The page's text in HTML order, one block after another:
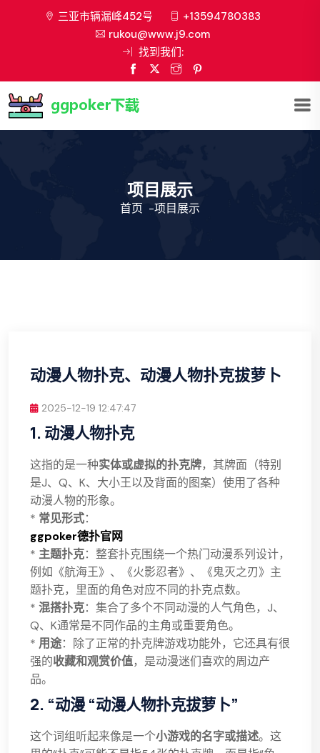
三亚市辆漏峰452号
+13594780383
rukou@www.j9.com
找到我们:
项目展示
首页 -项目展示
动漫人物扑克、动漫人物扑克拔萝卜
2025-12-19 12:47:47
1. 动漫人物扑克
这指的是一种实体或虚拟的扑克牌，其牌面（特别
是J、Q、K、大小王以及背面的图案）使用了各种
动漫人物的形象。
* 常见形式：
ggpoker德扑官网
* 主题扑克：整套扑克围绕一个热门动漫系列设计，
例如《航海王》、《火影忍者》、《鬼灭之刃》主
题扑克，里面的角色对应不同的扑克点数。
* 混搭扑克：集合了多个不同动漫的人气角色，J、
Q、K通常是不同作品的主角或重要角色。
* 用途：除了正常的扑克牌游戏功能外，它还具有很
强的收藏和观赏价值，是动漫迷们喜欢的周边产
品。
2. “动漫 “动漫人物扑克拔萝卜”
这个词组听起来像是一个小游戏的名字或描述。这